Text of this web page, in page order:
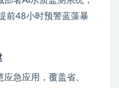
前48小时预警蓝藻暴
急应用，覆盖省、